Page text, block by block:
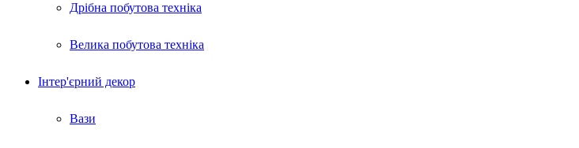
Дрібна побутова техніка
Велика побутова техніка
Інтер'єрний декор
Вази